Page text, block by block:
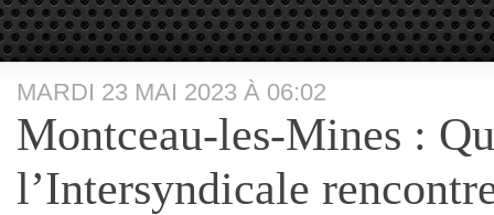
MARDI 23 MAI 2023 À 06:02
Montceau-les-Mines :
l’Intersyndicale